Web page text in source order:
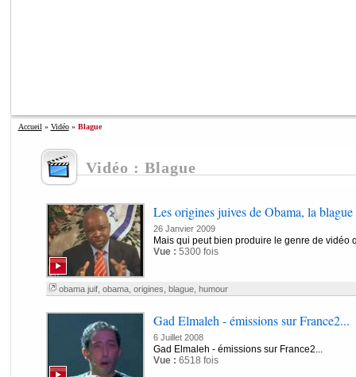
Accueil » Vidéo» Blague
Vidéo : Blague
Les origines juives de Obama, la blague
26 Janvier 2009
Mais qui peut bien produire le genre de vidéo
Vue : 5300 fois
obama juif, obama, origines blague, humour
Gad Elmaleh - émissions sur France2...
6 Juillet 2008
Gad Elmaleh - émissions sur France2...
Vue : 6518 fois